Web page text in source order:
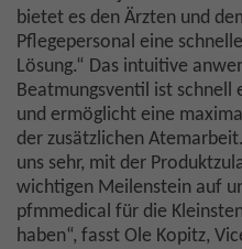
bietet es den Ärzten und
Pflegepersonal eine
Lösung.“ Das intuitive
Beatmungsventil ist schnell
und ermöglicht eine
der zusätzlichen Atemarbeit.
uns sehr, mit der
wichtigen Meilenstein auf
pfmmedical für die
haben“, fasst Ole Kopitz,